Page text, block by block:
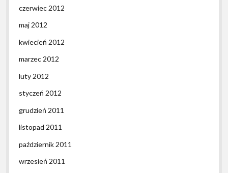
czerwiec 2012
maj 2012
kwiecień 2012
marzec 2012
luty 2012
styczeń 2012
grudzień 2011
listopad 2011
październik 2011
wrzesień 2011